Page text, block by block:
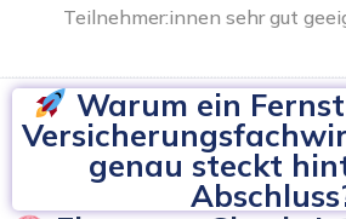
Teilnehmer:innen sehr gut
Warum ein
genau steckt